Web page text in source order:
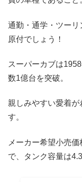
通勤・通学・ツー
原付でしょう！
スーパーカブは
数1億台を突破。
親しみやすい愛着
す。
メーカー希望小売
で、タンク容量は